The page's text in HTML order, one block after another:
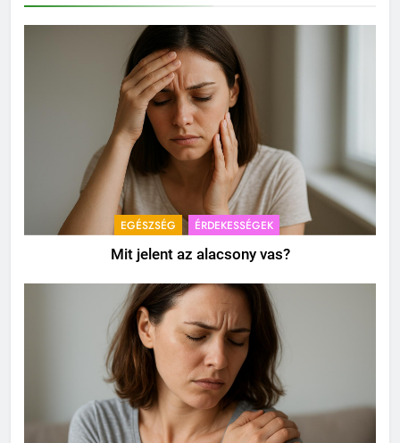
EGÉSZSÉG ÉRDEKESSÉGEK
Mit jelent az alacsony vas?